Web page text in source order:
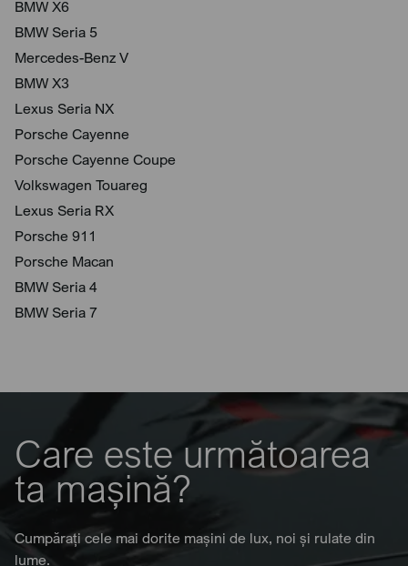
BMW X6
BMW Seria 5
Mercedes-Benz V
BMW X3
Lexus Seria NX
Porsche Cayenne
Porsche Cayenne Coupe
Volkswagen Touareg
Lexus Seria RX
Porsche 911
Porsche Macan
BMW Seria 4
BMW Seria 7
Care este următoarea
ta mașină?
Cumpărați cele mai dorite mașini de lux, noi și rulate din
lume.